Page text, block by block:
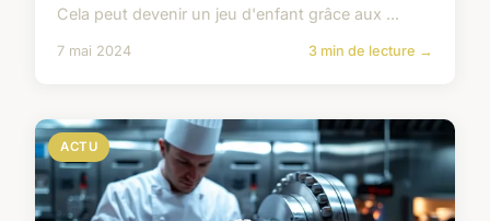
Cela peut devenir un jeu d'enfant grâce aux ...
7 mai 2024 3 min de lecture →
ACTU